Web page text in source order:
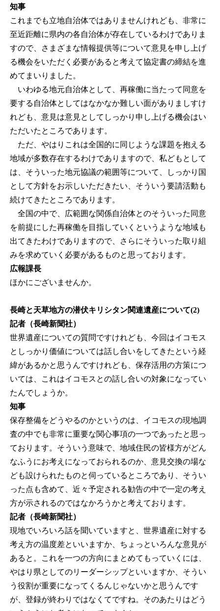
知事
これまでも立地自治体ではありませんけれども、非常に
至近距離に県内の各自治体が存在しているわけでありま
すので、さまざまな情報提供等について意見を申し上げ
る機会をいただく必要があると考えて協定書の締結を進
めてまいりました。
いわゆる地元自治体として、再稼働に当たって同意を
要する自治体としてはなかなか難しい面がありましすけ
れども、意見は意見としてしっかり申し上げる機会はい
ただいたところであります。
ただ、やはりこれは全国的に同じような課題を抱える
地域が多数存在するわけでありますので、私どもとして
は、そういった地元協議の範囲等について、しっかり国
として方針をお示しいただきたい、そういう要請活動も
続けてきたところであります。
全国の中で、広範囲な関係自治体とのそういった同意
を前提にした再稼働を目指していくというような地域も
出てきたわけでありますので、さらにそういった取り組
みを求めていく必要があるものと思っております。
広報課長
ほかにございませんか。
長崎と天草地方の潜伏キリシタン関連遺産について(2)
記者（長崎新聞社）
世界遺産についての質問ですけれども、今回はイコモス
としっかり価値については話し合いをしてきたという経
緯があるかと思うんですけれども、保存活用の方策につ
いては、これはイコモスとの話し合いの対象になってい
たんでしょうか。
知事
保存整備をどうやるのかというのは、イコモスの現地調
査の中でも非常に重要な関心事項の一つであったと思っ
ております。そういう意味で、地域住民の皆様方がどん
なふうにお考えになっておられるのか、意見交換の場な
ども設けられたものと伺っているところであり、そうい
った点も含めて、近々予定される勧告の中で一定の考え
方が示されるのではなかろうかと考えております。
記者（長崎新聞社）
現地でいろいろ話を聞いていますと、世界遺産に対する
考え方の温度差といいますか、ちょっといろんな意見が
あると。これを一つの方向にまとめてもっていくには、
やはり県としてのリーダーシップといいますか、そうい
う役割が重要になってくるんじゃないかと思うんです
が、登録が終わりではなくてですね。そのあたりはどう